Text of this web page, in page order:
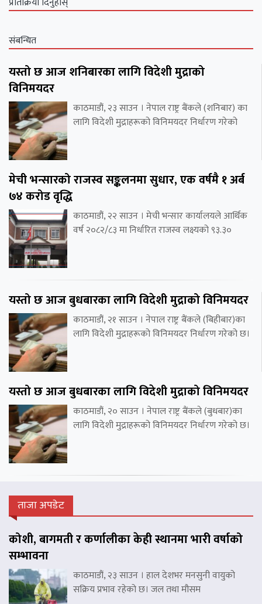
संबन्धित
यस्तो छ आज शनिबारका लागि विदेशी मुद्राको
विनिमयदर
काठमाडौं, २३ साउन । नेपाल राष्ट्र बैंकले (शनिबार) का
लागि विदेशी मुद्राहरूको विनिमयदर निर्धारण गरेको
मेची भन्सारको राजस्व सङ्कलनमा सुधार, एक वर्षमै १ अर्ब
७४ करोड वृद्धि
काठमाडौं, २२ साउन । मेची भन्सार कार्यालयले आर्थिक
वर्ष २०८२/८३ मा निर्धारित राजस्व लक्ष्यको ९३.३०
यस्तो छ आज बुधबारका लागि विदेशी मुद्राको विनिमयदर
काठमाडौं, २१ साउन । नेपाल राष्ट्र बैंकले (बिहीबार)का
लागि विदेशी मुद्राहरूको विनिमयदर निर्धारण गरेको छ।
यस्तो छ आज बुधबारका लागि विदेशी मुद्राको विनिमयदर
काठमाडौं, २० साउन । नेपाल राष्ट्र बैंकले (बुधबार)का
लागि विदेशी मुद्राहरूको विनिमयदर निर्धारण गरेको छ।
ताजा अपडेट
कोशी, बागमती र कर्णालीका केही स्थानमा भारी वर्षाको
सम्भावना
काठमाडौं, २३ साउन । हाल देशभर मनसुनी वायुको
सक्रिय प्रभाव रहेको छ। जल तथा मौसम